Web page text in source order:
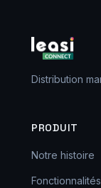
Distribution
PRODUIT
Notre histoire